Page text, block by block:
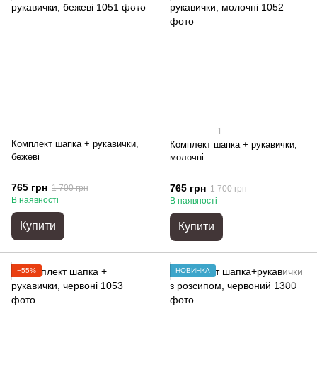
Комплект шапка + рукавички,
бежеві
765 грн 1 700 грн
В наявності
Купити
1
Комплект шапка + рукавички,
молочні
765 грн 1 700 грн
В наявності
Купити
−55% НОВИНКА